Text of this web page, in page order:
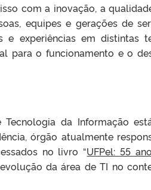
com a inovação, a
equipes e gerações de
experiências em distintas
para o funcionamento e o
da Informação
órgão atualmente
no livro “UFPel: 55
da área de TI no